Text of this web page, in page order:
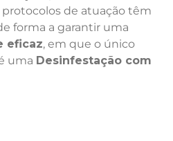
protocolos de atuação têm
forma a garantir uma
eficaz, em que o único
uma Desinfestação com